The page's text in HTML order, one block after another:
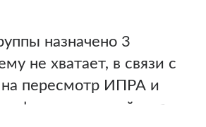
назначено 3
не хватает, в связи с
пересмотр ИПРА и
с формулировкой, что